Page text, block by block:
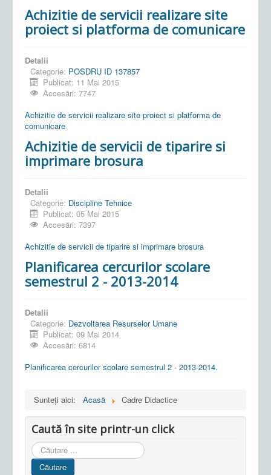
Achizitie de servicii realizare site
proiect si platforma de comunicare
Detalii
Categorie: POSDRU ID 137857
Publicat: 11 Mai 2015
Accesări: 7747
Achizitie de servicii realizare site proiect si platforma de
comunicare
Achizitie de servicii de tiparire si
imprimare brosura
Detalii
Categorie: Discipline Tehnice
Publicat: 05 Mai 2015
Accesări: 7397
Achizitie de servicii de tiparire si imprimare brosura
Planificarea cercurilor scolare
semestrul 2 - 2013-2014
Detalii
Categorie: Dezvoltarea Resurselor Umane
Publicat: 09 Mai 2014
Accesări: 6814
Planificarea cercurilor scolare semestrul 2 - 2013-2014.
Sunteți aici: Acasă Cadre Didactice
Caută în site printr-un click
Cauta
in
site
Căutare